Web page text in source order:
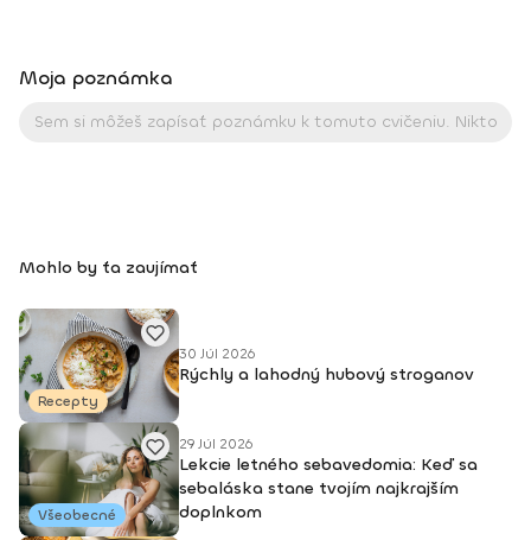
a odpovede na hlbšie otázky. Joge sa aktívne venujem od
ako robia pokroky a ako im joga pomáha zlepšiť kvalitu ich
stránke nikolchovancova.sk Dosiahnuté vzdelanie: Inštruktor
lektori: Bc. Michaela Hluchová (SR), Václav Krejčík (ČR)
Intenzívny odborný seminár Gravid jogy – lektor Ing. Dana
Beierová (ČR)
Moja poznámka
Mohlo by ťa zaujímať
Recepty
30 Júl 2026
Rýchly a lahodný hubový stroganov
Všeobecné
29 Júl 2026
Lekcie letného sebavedomia: Keď sa
sebaláska stane tvojím najkrajším
doplnkom